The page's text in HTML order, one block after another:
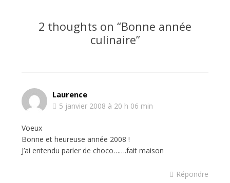
2 thoughts on “Bonne année
culinaire”
Laurence
5 janvier 2008 à 20 h 06 min
Voeux
Bonne et heureuse année 2008 !
J’ai entendu parler de choco…….fait maison
Répondre